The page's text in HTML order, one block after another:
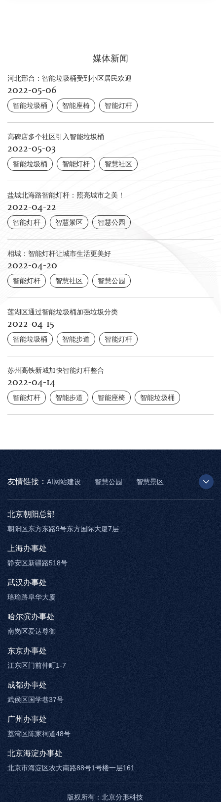
媒体新闻
河北邢台：智能垃圾桶受到小区居民欢迎
2022-05-06
智能垃圾桶 智能座椅 智能灯杆
高碑店多个社区引入智能垃圾桶
2022-05-03
智能垃圾桶 智能灯杆 智慧社区
盐城北海路智能灯杆：照亮城市之美！
2022-04-22
智能灯杆 智慧景区 智慧公园
相城：智能灯杆让城市生活更美好
2022-04-20
智能灯杆 智慧社区 智慧公园
莲湖区通过智能垃圾桶加强垃圾分类
2022-04-15
智能垃圾桶 智能步道 智能灯杆
苏州高铁新城加快智能灯杆整合
2022-04-14
智能灯杆 智能步道 智能座椅 智能垃圾桶
友情链接： AI网站建设 智慧公园
智慧景区
AR太极
智慧博物馆 智能步道
北京朝阳总部
朝阳区东方东路9号东方国际大厦7层
上海办事处
静安区新疆路518号
武汉办事处
珞瑜路阜华大厦
哈尔滨办事处
南岗区爱达尊御
东京办事处
江东区门前仲町1-7
成都办事处
武侯区国学巷37号
广州办事处
荔湾区陈家祠道48号
北京海淀办事处
北京市海淀区农大南路88号1号楼一层161
版权所有： 北京分形科技